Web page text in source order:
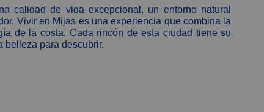
calidad de vida excepcional, un entorno natural
Vivir en Mijas es una experiencia que combina la
de la costa. Cada rincón de esta ciudad tiene su
belleza para descubrir.